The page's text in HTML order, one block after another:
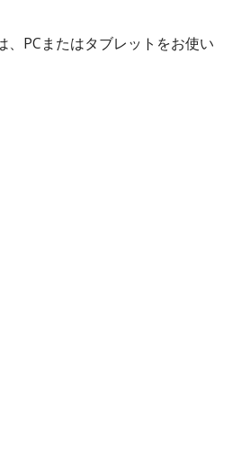
、PCまたはタブレットをお使い